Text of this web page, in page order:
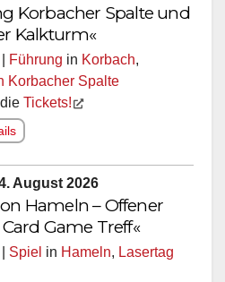
Korbacher Spalte und
Kalkturm«
Führung in Korbach,
Korbacher Spalte
Tickets!
August 2026
Hameln – Offener
Game Treff«
Spiel in Hameln, Lasertag